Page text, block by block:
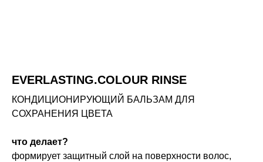
EVERLASTING.COLOUR RINSE
КОНДИЦИОНИРУЮЩИЙ БАЛЬЗАМ ДЛЯ
СОХРАНЕНИЯ ЦВЕТА
что делает?
формирует защитный слой на поверхности волос,